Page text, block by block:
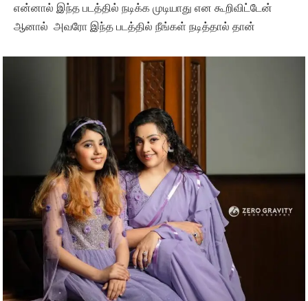
என்னால் இந்த படத்தில் நடிக்க முடியாது என கூறிவிட்டேன்
ஆனால் அவரோ இந்த படத்தில் நீங்கள் நடித்தால் தான்